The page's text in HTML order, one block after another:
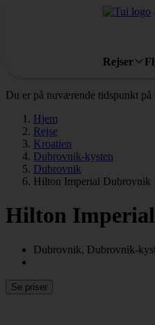
Rejser
Du er på nuværende tidspunkt på
Hjem
Rejse
Kroatien
Dubrovnik-kysten
Dubrovnik
Hilton Imperial Dubrovnik
Hilton
Dubrovnik, Dubrovnik-
Se priser